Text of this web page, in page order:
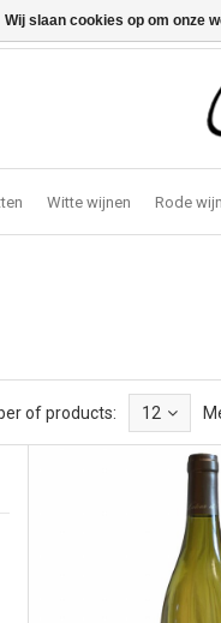
Lochtstraat 2, 3272
Witte wijnen Rode
of products: 12
Wij slaan cookies op om onze